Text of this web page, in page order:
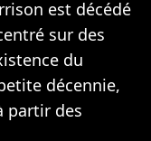
est décédé
sur des
du
décennie,
partir des